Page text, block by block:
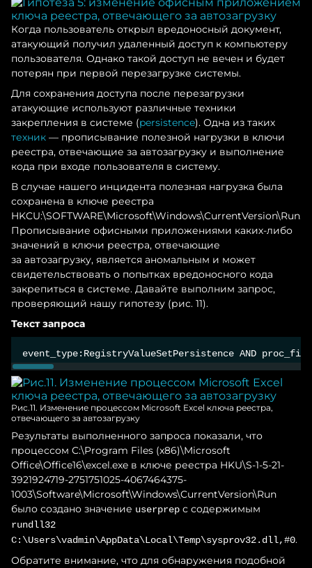
Когда пользователь открыл вредоносный документ,
атакующий получил удаленный доступ к компьютеру
пользователя. Однако такой доступ не вечен и будет
потерян при первой перезагрузке системы.
Для сохранения доступа после перезагрузки
атакующие используют различные техники
закрепления в системе (persistence). Одна из таких
техник — прописывание полезной нагрузки в ключи
реестра, отвечающие за автозагрузку и выполнение
кода при входе пользователя в систему.
В случае нашего инцидента полезная нагрузка была
сохранена в ключе реестра
HKCU:\SOFTWARE\Microsoft\Windows\CurrentVersion\Run.
Прописывание офисными приложениями каких-либо
значений в ключи реестра, отвечающие
за автозагрузку, является аномальным и может
свидетельствовать о попытках вредоносного кода
закрепиться в системе. Давайте выполним запрос,
проверяющий нашу гипотезу (рис. 11).
Текст запроса
event_type:RegistryValueSetPersistence AND
Рис.11. Изменение процессом Microsoft Excel ключа реестра,
отвечающего за автозагрузку
Результаты выполненного запроса показали, что
процессом C:\Program Files (x86)\Microsoft
Office\Office16\excel.exe в ключе реестра HKU\S-1-5-21-
3921924719-2751751025-4067464375-
1003\Software\Microsoft\Windows\CurrentVersion\Run
было создано значение userprep с содержимым
rundll32
C:\Users\vadmin\AppData\Local\Temp\sysprov32.dll,#0.
Обратите внимание, что для обнаружения подобной